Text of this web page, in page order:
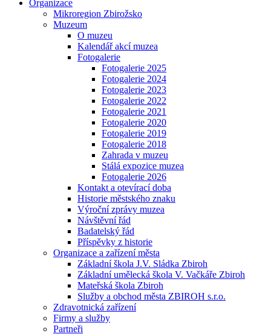
Organizace
Mikroregion Zbirožsko
Muzeum
O muzeu
Kalendář akcí muzea
Fotogalerie
Fotogalerie 2025
Fotogalerie 2024
Fotogalerie 2023
Fotogalerie 2022
Fotogalerie 2021
Fotogalerie 2020
Fotogalerie 2019
Fotogalerie 2018
Zahrada v muzeu
Stálá expozice muzea
Fotogalerie 2026
Kontakt a otevírací doba
Historie městského znaku
Výroční zprávy muzea
Návštěvní řád
Badatelský řád
Příspěvky z historie
Organizace a zařízení města
Základní škola J.V. Sládka Zbiroh
Základní umělecká škola V. Vačkáře Zbiroh
Mateřská škola Zbiroh
Služby a obchod města ZBIROH s.r.o.
Zdravotnická zařízení
Firmy a služby
Partneři